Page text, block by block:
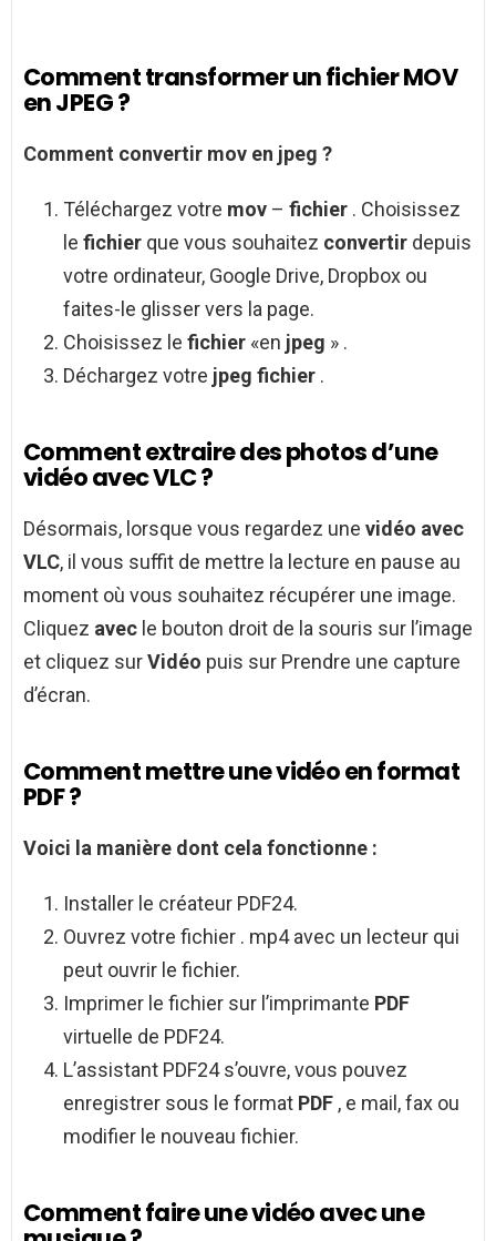
Comment transformer un fichier MOV
en JPEG ?
Comment convertir mov en jpeg ?
Téléchargez votre mov – fichier . Choisissez
le fichier que vous souhaitez convertir depuis
votre ordinateur, Google Drive, Dropbox ou
faites-le glisser vers la page.
Choisissez le fichier «en jpeg » .
Déchargez votre jpeg fichier .
Comment extraire des photos d’une
vidéo avec VLC ?
Désormais, lorsque vous regardez une vidéo avec
VLC, il vous suffit de mettre la lecture en pause au
moment où vous souhaitez récupérer une image.
Cliquez avec le bouton droit de la souris sur l’image
et cliquez surVidéo puis sur Prendre une capture
d’écran.
Comment mettre une vidéo en format
PDF ?
Voici la manière dont cela fonctionne :
Installer le créateur PDF24.
Ouvrez votre fichier . mp4 avec un lecteur qui
peut ouvrir le fichier.
Imprimer le fichier sur l’imprimante PDF
virtuelle de PDF24.
L’assistant PDF24 s’ouvre, vous pouvez
enregistrer sous le format PDF , e mail, fax ou
modifier le nouveau fichier.
Comment faire une vidéo avec une